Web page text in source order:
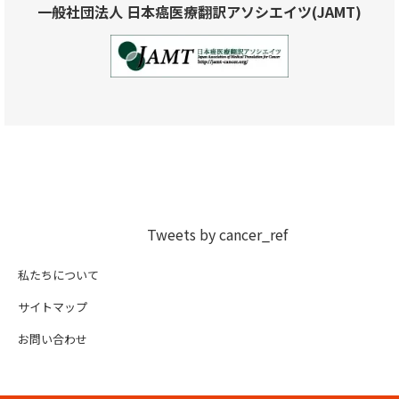
一般社団法人 日本癌医療翻訳アソシエイツ(JAMT)
Tweets by cancer_ref
私たちについて
サイトマップ
お問い合わせ